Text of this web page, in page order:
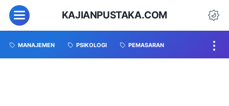
KAJIANPUSTAKA.COM
MANAJEMEN PSIKOLOGI PEMASARAN